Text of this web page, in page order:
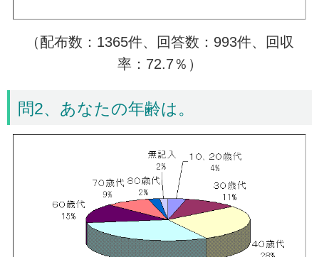
（配布数：1365件、回答数：993件、回収
率：72.7％）
問2、あなたの年齢は。